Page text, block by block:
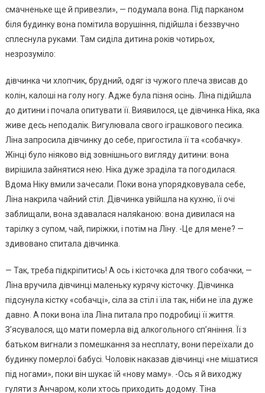
смачненьке ще й привезли», — подумала вона. Під парканом
біля будинку вона помітила ворушіння, підійшла і беззвучно
сплеснула руками. Там сиділа дитина років чотирьох,
незрозуміло:
дівчинка чи хлопчик, брудний, одяг із чужого плеча звисав до
колін, калоші на голу ногу. Адже була пізня осінь. Ліна підійшла
до дитини і почала опитувати її. Виявилося, це дівчинка Ніка, яка
живе десь неподалік. Вигулювала свого іграшкового песика.
Ліна запросила дівчинку до себе, пригостила її та «собачку».
Жінці було ніяково від зовнішнього вигляду дитини: вона
вирішила зайнятися нею. Ніка дуже зраділа та погодилася.
Вдома Ніку вмили зачесали. Поки вона упорядковувала себе,
Ліна накрила чайний стіл. Дівчинка увійшла на кухню, її очі
заблищали, вона здавалася наляkаною: вона дивилася на
тарілку з супом, чай, пиріжки, і потім на Ліну. -Це для мене? —
здивовано спитала дівчинка.
— Так, треба підкріпитись! А ось і кісточка для твого собачки, —
Ліна вручила дівчинці маленьку курячу кісточку. Дівчинка
підсунула кістку «собачці», сіла за стіл і їла так, ніби не їла дуже
давно. А поки вона їла Ліна питала про подробиці її життя.
З’ясувалося, що мати померла від алкогольного сп’яніння. Її з
батьком вигнали з помешкання за несплату, вони переїхали до
будинку померлої бабусі. Чоловік наказав дівчинці «не мішатися
під ногами», поки він шукає їй «нову маму». -Ось я й виходжу
гуляти з Анчаром, коли хтось приходить додому. Тіна